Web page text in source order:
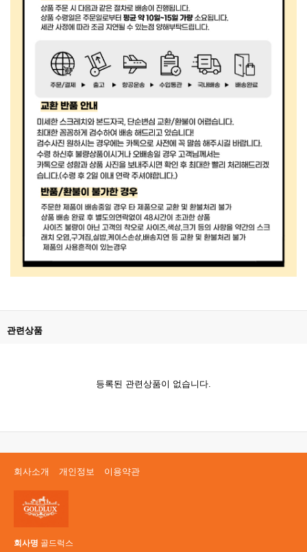
관련상품
등록된 관련상품이 없습니다.
회사소개 개인정보 이용약관
회사명 골드럭스